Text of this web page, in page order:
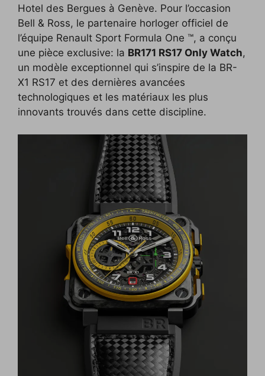
Hotel des Bergues à Genève. Pour l’occasion
Bell & Ross, le partenaire horloger officiel de
l’équipe Renault Sport Formula One ™, a conçu
une pièce exclusive: la BR171 RS17 Only Watch,
un modèle exceptionnel qui s’inspire de la BR-
X1 RS17 et des dernières avancées
technologiques et les matériaux les plus
innovants trouvés dans cette discipline.